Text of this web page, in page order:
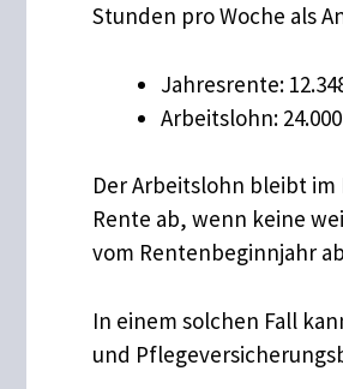
Stunden pro Woche als
Jahresrente:
Arbeitslohn:
Der Arbeitslohn bleibt
Rente ab, wenn keine
vom Rentenbeginnjahr
In einem solchen Fall
und